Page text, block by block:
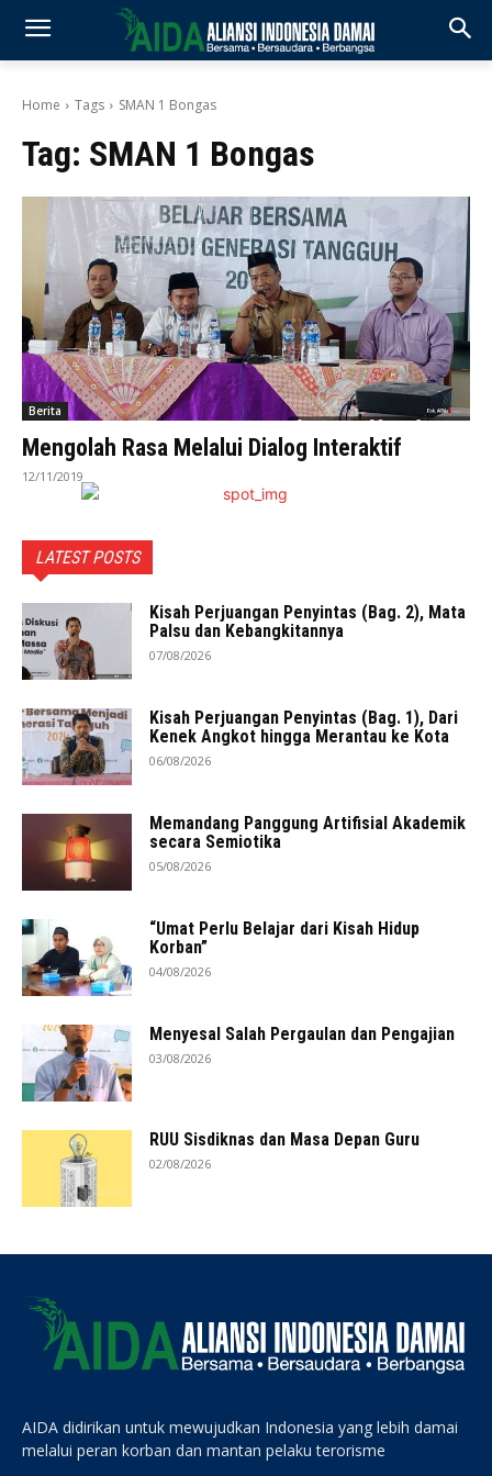
Home Tags SMAN 1 Bongas
Tag: SMAN 1 Bongas
Berita
Mengolah Rasa Melalui Dialog Interaktif
12/11/2019
LATEST POSTS
Kisah Perjuangan Penyintas (Bag. 2), Mata
Palsu dan Kebangkitannya
07/08/2026
Kisah Perjuangan Penyintas (Bag. 1), Dari
Kenek Angkot hingga Merantau ke Kota
06/08/2026
Memandang Panggung Artifisial Akademik
secara Semiotika
05/08/2026
“Umat Perlu Belajar dari Kisah Hidup
Korban”
04/08/2026
Menyesal Salah Pergaulan dan Pengajian
03/08/2026
RUU Sisdiknas dan Masa Depan Guru
02/08/2026
AIDA didirikan untuk mewujudkan Indonesia yang lebih damai
melalui peran korban dan mantan pelaku terorisme